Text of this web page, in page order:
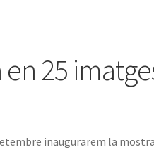
25
inaugurarem la